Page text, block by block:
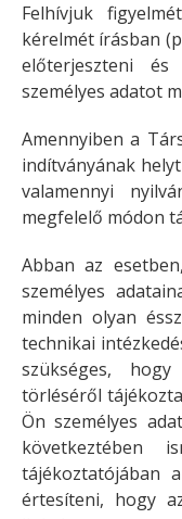
Felhívjuk
kérelmét írásban
előterjeszteni
személyes adatot
Amennyiben a
indítványának
valamennyi
megfelelő módon
Abban az
személyes
minden olyan
technikai
szükséges,
törléséről
Ön személyes
következtében
tájékoztatójában
értesíteni, hogy